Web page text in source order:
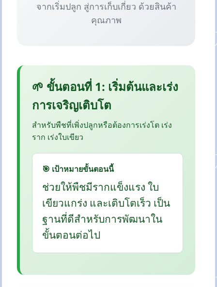
จากเริ่มปลูก สู่การเก็บเกี่ยว ด้วยสินค้า
คุณภาพ
🌱 ขั้นตอนที่ 1: เริ่มต้นและเร่ง
การเจริญเติบโต
สำหรับพืชที่เพิ่งปลูกหรือต้องการเร่งโต เร่ง
ราก เร่งใบเขียว
🎯 เป้าหมายขั้นตอนนี้
ช่วยให้พืชมีรากแข็งแรง ใบ
เขียวแกร่ง และเติบโตเร็ว เป็น
ฐานที่ดีสำหรับการพัฒนาใน
ขั้นตอนต่อไป